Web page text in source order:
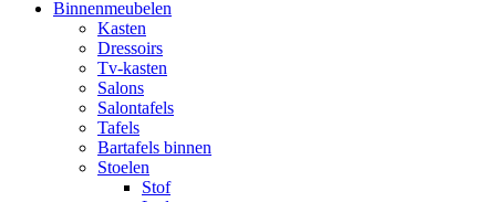
Binnenmeubelen
Kasten
Dressoirs
Tv-kasten
Salons
Salontafels
Tafels
Bartafels binnen
Stoelen
Stof